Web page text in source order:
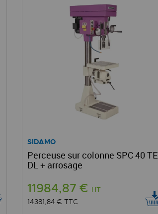
SIDAMO
Perceuse sur colonne SPC 40 TE
DL + arrosage
11984,87 € HT
14381,84 €TTC